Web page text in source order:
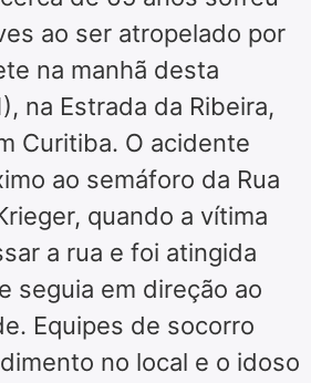
ao ser atropelado por
na manhã desta
na Estrada da Ribeira,
Curitiba. O acidente
ao semáforo da Rua
quando a vítima
a rua e foi atingida
seguia em direção ao
Equipes de socorro
no local e o idoso